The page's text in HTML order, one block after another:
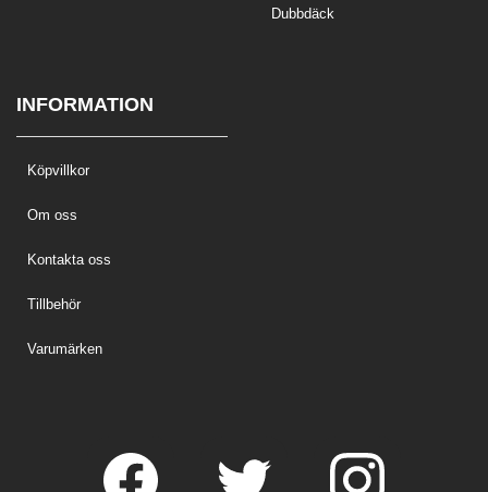
Dubbdäck
INFORMATION
Köpvillkor
Om oss
Kontakta oss
Tillbehör
Varumärken